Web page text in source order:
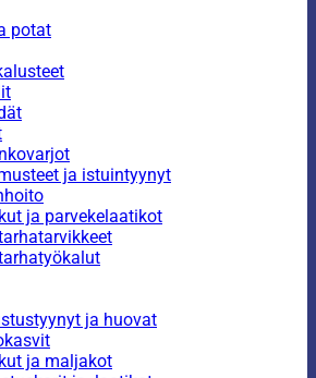
potat
ja istuintyynyt
ja parvekelaatikot
ja huovat
ja maljakot